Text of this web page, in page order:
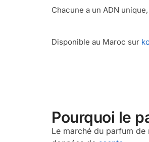
Chacune a un ADN
Disponible au Maroc sur
Pourquoi le
Le marché du parfum de